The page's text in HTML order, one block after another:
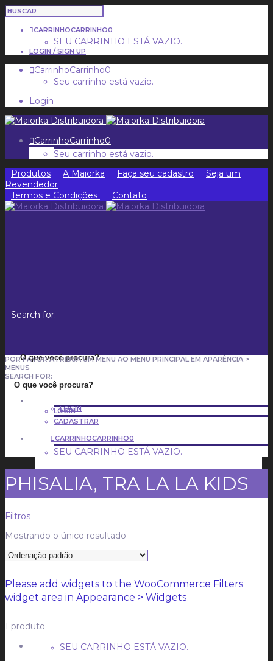
CARRINHOCARRINHO0
SEU CARRINHO ESTÁ VAZIO.
LOGIN / SIGN UP
CarrinhoCarrinho0
Seu carrinho está vazio.
Login
CarrinhoCarrinho0
Seu carrinho está vazio.
Produtos
A Maiorka Faça seu cadastro
Seja um
Revendedor
Termos e Condições
Contato
Search for:
LOGIN
CADASTRAR
SEU CARRINHO ESTÁ VAZIO.
POR FAVOR ATRIBUA UM MENU AO MENU PRINCIPAL EM APARÊNCIA >
MENUS
SEARCH FOR:
LOGIN
CADASTRAR
CARRINHOCARRINHO0
SEU CARRINHO ESTÁ VAZIO.
PHISALIA, TRA LA LA KIDS
Filtros
Mostrando o único resultado
Please add widgets to the WooCommerce Filters
widget area in Appearance > Widgets
1 produto